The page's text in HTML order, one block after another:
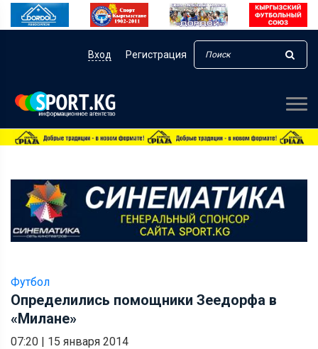
Вход Регистрация
Футбол
Определились помощники Зеедорфа в
«Милане»
07:20 | 15 января 2014